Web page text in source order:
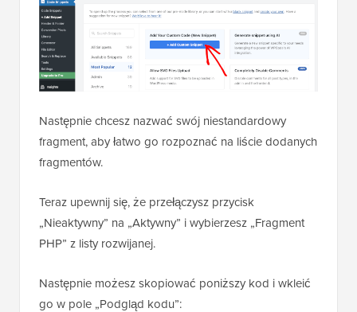
Następnie chcesz nazwać swój niestandardowy
fragment, aby łatwo go rozpoznać na liście dodanych
fragmentów.
Teraz upewnij się, że przełączysz przycisk
„Nieaktywny” na „Aktywny” i wybierzesz „Fragment
PHP” z listy rozwijanej.
Następnie możesz skopiować poniższy kod i wkleić
go w pole „Podgląd kodu”: